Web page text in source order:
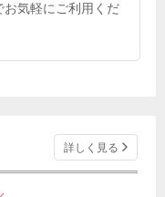
気軽にご利用くだ
詳しく見る